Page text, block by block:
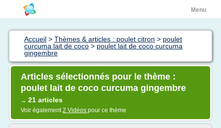
Menu
Accueil > Thèmes & articles : poulet citron > poulet
curcuma lait de coco > poulet lait de coco curcuma
gingembre
Articles sélectionnés pour le thème :
poulet lait de coco curcuma gingembre
→ 21 articles
Voir également2 Vidéos pour ce thème